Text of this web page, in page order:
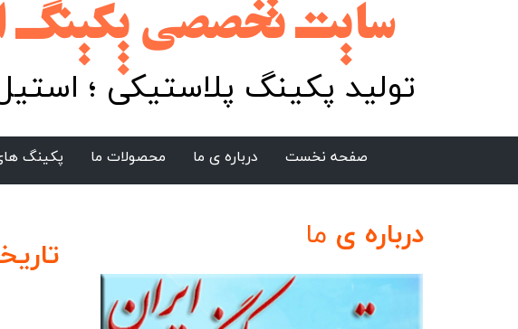
سایت تخصصی پکینگ
تولید پکینگ پلاستیکی ؛
صفحه نخست درباره ی ما محصولات ما پکینگ
درباره ی ما